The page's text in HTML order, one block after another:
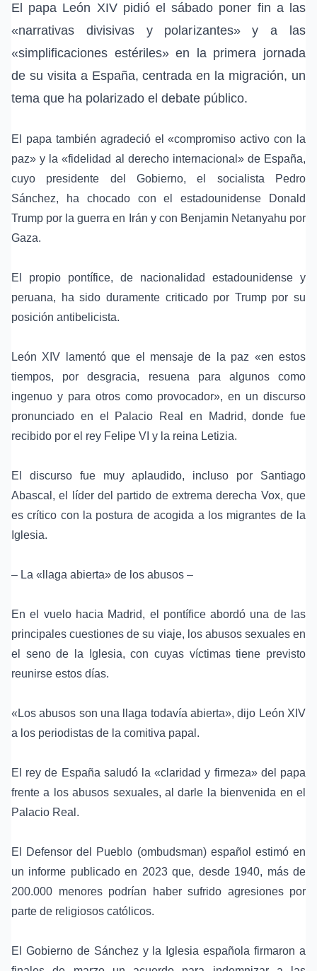
El papa León XIVpidió el sábado poner fin a las
«narrativas divisivas y polarizantes» y a las
«simplificaciones estériles» en la primera jornada
de su visita a España, centrada en la migración, un
tema que ha polarizado el debate público.
El papa también agradeció el «compromiso activo con la
paz» y la «fidelidad al derecho internacional» de España,
cuyo presidente del Gobierno, el socialista Pedro
Sánchez, ha chocado con elestadounidense Donald
Trump por laguerra en Irán y con Benjamin Netanyahu por
Gaza.
El propio pontífice, de nacionalidad estadounidense y
peruana, ha sido duramente criticado por Trump por su
posición antibelicista.
León XIV lamentó que el mensaje de la paz «en estos
tiempos, por desgracia, resuena para algunos como
ingenuo y para otros como provocador», en un discurso
pronunciado en el
Palacio Real en Madrid, donde fue
recibido por el rey Felipe VI y la reina Letizia.
El discurso fue muy aplaudido, incluso por Santiago
Abascal , el líder del partido de extrema derecha Vox, que
es crítico con la postura de acogida a los migrantes de la
Iglesia.
– La «llaga abierta» de los abusos –
En el vuelo hacia Madrid, el pontífice abordó una de las
principales cuestiones de su viaje, los abusos sexuales en
el seno de la Iglesia, con cuyas víctimas tiene previsto
reunirse estos días.
«Los abusos son una llaga todavía abierta», dijo León XIV
a los periodistas de la comitiva papal.
El rey de España saludó la «claridad y firmeza» del papa
frente a los abusos sexuales, al darle la bienvenida en el
Palacio Real.
El Defensor del Pueblo (ombudsman) español estimó en
un informe publicado en 2023 que, desde 1940, más de
200.000 menores podrían haber sufrido agresiones por
parte de religiosos católicos.
El Gobierno de Sánchez y la Iglesia española firmaron a